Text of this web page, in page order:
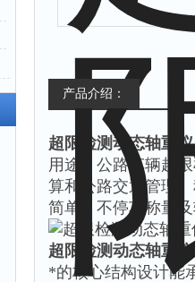
产品介绍：
超限检测动态轴重
用途：公路车辆超
算和公路交通管理
简单，不停车称量
超限检测动态轴重仪
*的核心结构设计能